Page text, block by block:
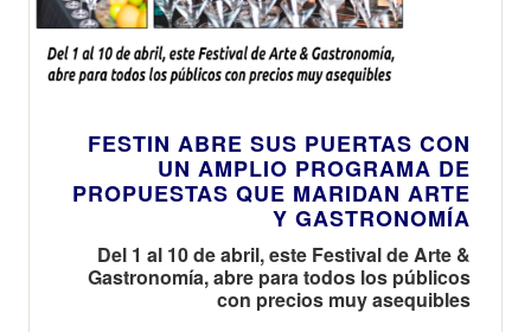
FESTIN ABRE SUS PUERTAS CON
UN AMPLIO PROGRAMA DE
PROPUESTAS QUE MARIDAN ARTE
Y GASTRONOMÍA
Del 1 al 10 de abril, este Festival de Arte &
Gastronomía, abre para todos los públicos
con precios muy asequibles